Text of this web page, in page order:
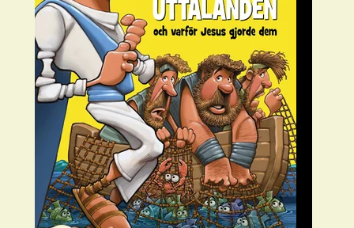
För bibliotek